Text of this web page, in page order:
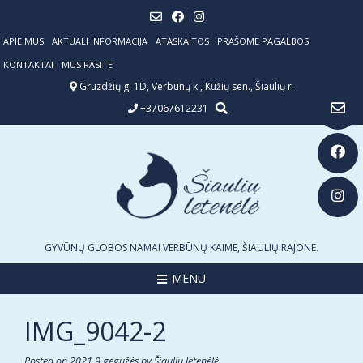
content
APIE MUS AKTUALI INFORMACIJA ATASKAITOS
PRAŠOME PAGALBOS
KONTAKTAI
MUS RASITE
Gruzdžių g. 1D, Verbūnų k., Kūžių sen., Šiaulių r.
+37067612231
GYVŪNŲ GLOBOS NAMAI VERBŪNŲ KAIME, ŠIAULIŲ RAJONE.
MENU
IMG_9042-2